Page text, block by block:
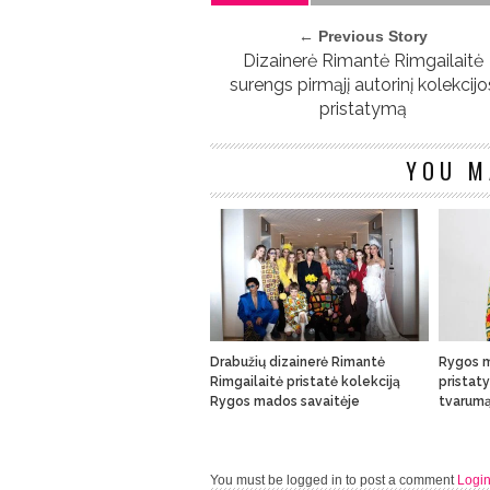
← Previous Story
Dizainerė Rimantė Rimgailaitė
surengs pirmąjį autorinį
pristatymą
YOU
Drabužių dizainerė Rimantė
Rimgailaitė pristatė kolekciją
Rygos mados savaitėje
Rygos
You must be logged in to post a comment Login